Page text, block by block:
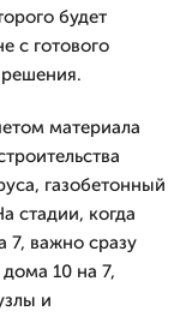
будет
с готового
решения.
материала
газобетонный
стадии, когда
7, важно сразу
10 на 7,
и